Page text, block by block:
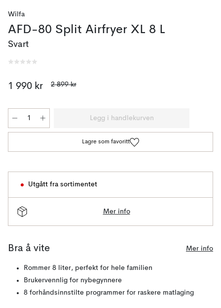
Wilfa
AFD-80 Split Airfryer XL 8 L
Svart
1 990 kr 2 899 kr
Legg i handlekurven
Lagre som favoritt
Utgått fra sortimentet
Mer info
Bra å vite Mer info
Rommer 8 liter, perfekt for hele familien
Brukervennlig for nybegynnere
8 forhåndsinnstilte programmer for raskere matlaging